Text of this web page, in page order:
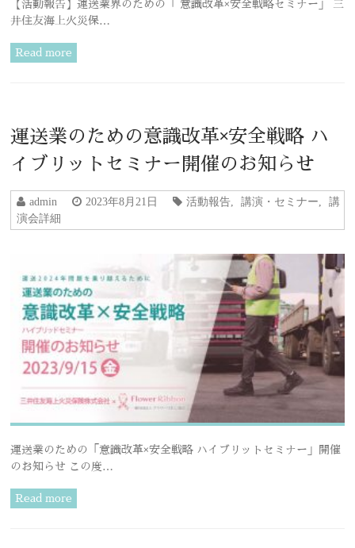
【活動報告】運送業界のための「 意識改革×安全戦略セミナー」 三
井住友海上火災保…
Read more
運送業のための意識改革×安全戦略 ハ
イブリットセミナー開催のお知らせ
admin 2023年8月21日 活動報告 講演・セミナー
講
演会詳細
運送業のための「意識改革×安全戦略 ハイブリットセミナー」開催
のお知らせ この度…
Read more